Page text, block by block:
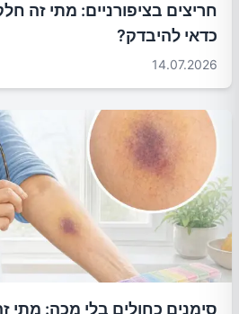
חריצים בציפורניים: מתי זה
כדאי להיבדק?
14.07.2026
סימנים כחולים בלי מכה: מתי